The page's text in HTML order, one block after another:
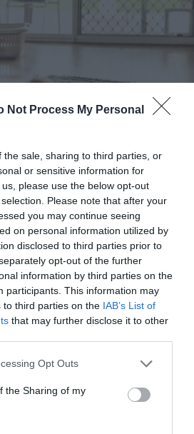
Not Process My Personal
the sale, sharing to third parties, or
or sensitive information for
please use the below opt-out
Please note that after your
you may continue seeing
on personal information utilized by
disclosed to third parties prior to
opt-out of the further
information by third parties on the
participants. This information may
to third parties on the IAB’s List of
that may further disclose it to other
app uses one or more Google
usage behaviour. You may click to
Google and its third-party tags to
specified purposes in below Google
Opt Outs
the Sharing of my
lockdown: Νέα έρευνα
στη συγκέντρωση και τη
μητέρα σουτάρει σαν
δοκάρι!